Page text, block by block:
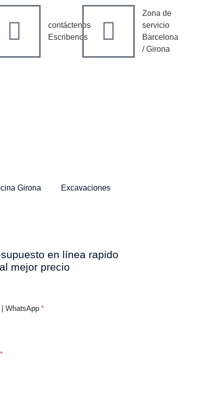
contáctenos
Escribenos
Zona de
servicio
Barcelona
/ Girona
Girona Excavaciones
en línea rapido
mejor precio
WhatsApp *
*